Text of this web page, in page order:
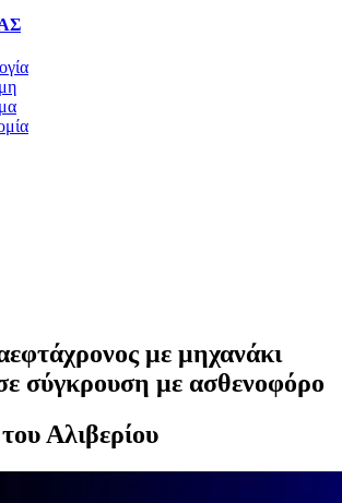
με μηχανάκι
σύγκρουση με ασθενοφόρο
Αλιβερίου